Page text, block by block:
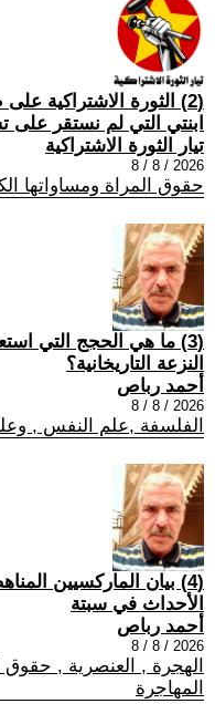
(2) الثورة الاشتراكية
ابنتي التي لم نستقر على
تيار الثورة الاشتراكية
2026 / 8 / 8
حقوق المراة ومساواتها
(3) ما هي الحجج التي
النزعة التاريخانية؟
أحمد رباص
2026 / 8 / 8
الفلسفة ,علم النفس ,
(4) بيان الماركسيين
الأحداث في سبتة
أحمد رباص
2026 / 8 / 8
الهجرة , العنصرية , حقوق
المهاجرة